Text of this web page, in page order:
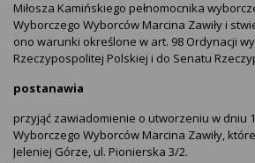
Miłosza Kamińskiego pełnomocnika
Wyborczego Wyborców Marcina Zawiły i
ono warunki określone w art. 98 Ordynacji
Rzeczypospolitej Polskiej i do Senatu
postanawia
przyjąć zawiadomienie o utworzeniu w dniu
Wyborczego Wyborców Marcina Zawiły,
Jeleniej Górze, ul. Pionierska 3/2.